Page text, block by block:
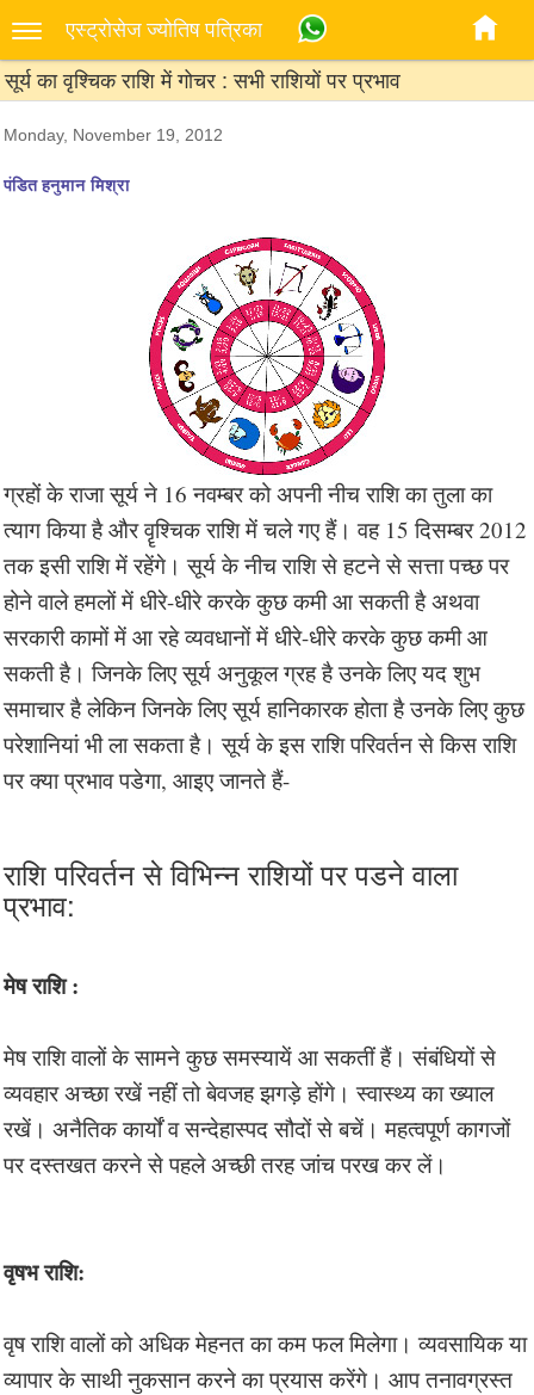
एस्‍ट्रोसेज ज्‍योतिष पत्रिका
सूर्य का वृश्चिक राशि में गोचर : सभी राशियों पर प्रभाव
Monday, November 19, 2012
पंडित हनुमान मिश्रा
ग्रहों के राजा सूर्य ने 16 नवम्बर को अपनी नीच राशि का तुला का
त्याग किया है और वॄश्चिक राशि में चले गए हैं। वह 15 दिसम्बर 2012
तक इसी राशि में रहेंगे। सूर्य के नीच राशि से हटने से सत्ता पच्छ पर
होने वाले हमलों में धीरे-धीरे करके कुछ कमी आ सकती है अथवा
सरकारी कामों में आ रहे व्यवधानों में धीरे-धीरे करके कुछ कमी आ
सकती है। जिनके लिए सूर्य अनुकूल ग्रह है उनके लिए यद शुभ
समाचार है लेकिन जिनके लिए सूर्य हानिकारक होता है उनके लिए कुछ
परेशानियां भी ला सकता है। सूर्य के इस राशि परिवर्तन से किस राशि
पर क्या प्रभाव पडेगा, आइए जानते हैं-
राशि परिवर्तन से विभिन्न राशियों पर पडने वाला
प्रभाव:
मेष राशि :
मेष राशि वालों के सामने कुछ समस्यायें आ सकतीं हैं। संबंधियों से
व्यवहार अच्छा रखें नहीं तो बेवजह झगड़े होंगे। स्वास्थ्य का ख्याल
रखें। अनैतिक कार्यों व सन्देहास्पद सौदों से बचें। महत्वपूर्ण कागजों
पर दस्तखत करने से पहले अच्छी तरह जांच परख कर लें।
वृषभ राशि:
वृष राशि वालों को अधिक मेहनत का कम फल मिलेगा। व्यवसायिक या
व्यापार के साथी नुकसान करने का प्रयास करेंगे। आप तनावग्रस्त